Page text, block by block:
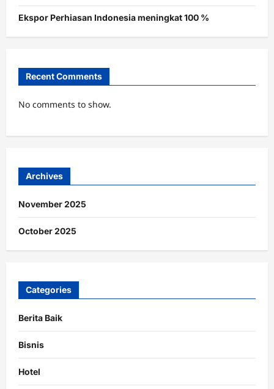
Ekspor Perhiasan Indonesia meningkat 100 %
Recent Comments
No comments to show.
Archives
November 2025
October 2025
Categories
Berita Baik
Bisnis
Hotel